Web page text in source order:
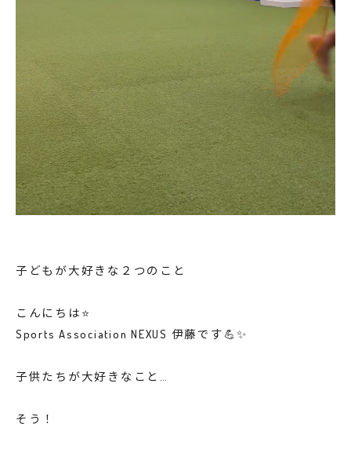
子どもが大好きな２つのこと
こんにちは⭐️
Sports Association NEXUS 伊藤です💪✨
子供たちが大好きなこと…
そう！